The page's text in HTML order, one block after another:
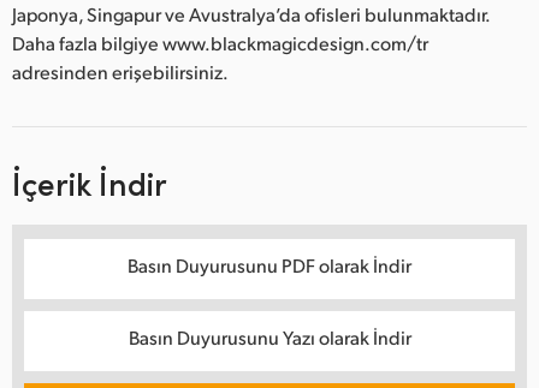
Japonya, Singapur ve Avustralya’da ofisleri bulunmaktadır.
Daha fazla bilgiye www.blackmagicdesign.com/tr
adresinden erişebilirsiniz.
İçerik İndir
Basın Duyurusunu PDF olarak İndir
Basın Duyurusunu Yazı olarak İndir